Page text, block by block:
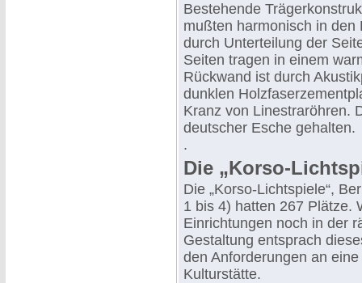
Bestehende
mußten harmonisch in
durch Unterteilung der
Seiten tragen in einem
Rückwand ist durch
dunklen
Kranz von Linestraröhren.
deutscher Esche gehalten.
.
Die „Korso-
Die „Korso-Lichtspiele“,
1 bis 4) hatten 267 Plätze.
Einrichtungen noch in der
Gestaltung entsprach
den Anforderungen an
Kulturstätte.